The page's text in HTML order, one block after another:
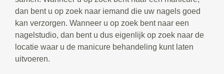
dan bent u op zoek naar iemand die uw nagels goed
kan verzorgen. Wanneer u op zoek bent naar een
nagelstudio, dan bent u dus eigenlijk op zoek naar de
locatie waar u de manicure behandeling kunt laten
uitvoeren.